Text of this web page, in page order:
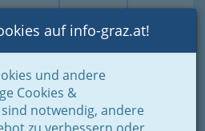
Suche Login Toggle
auf info-graz.at!
und andere
Cookies &
notwendig, andere
& Schenken - der Handel